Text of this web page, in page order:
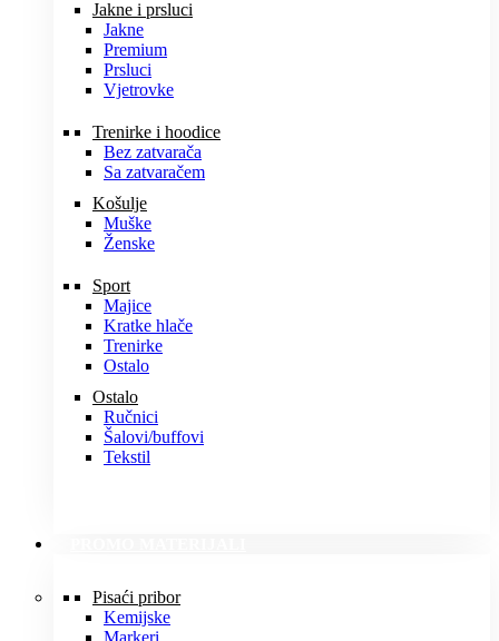
Jakne i prsluci
Jakne
Premium
Prsluci
Vjetrovke
Trenirke i hoodice
Bez zatvarača
Sa zatvaračem
Košulje
Muške
Ženske
Sport
Majice
Kratke hlače
Trenirke
Ostalo
Ostalo
Ručnici
Šalovi/buffovi
Tekstil
Pisaći pribor
Kemijske
Markeri